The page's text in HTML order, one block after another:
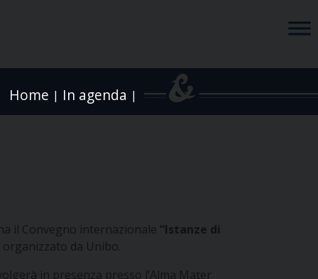
Home | In agenda |
il Convegno internazionale “Istanze di
organizzato da Unibo.
in presenza presso l’Alma Mater